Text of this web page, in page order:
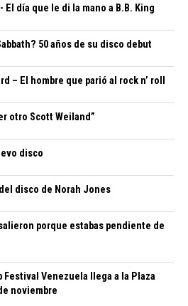
El día que le di la mano a B.B. King
50 años de su disco debut
– El hombre que parió al rock n’ roll
otro Scott Weiland”
disco
disco de Norah Jones
porque estabas pendiente de
Festival Venezuela llega a la Plaza
noviembre